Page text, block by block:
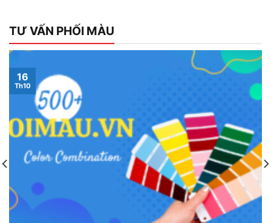
TƯ VẤN PHỐI MÀU
16
Th10